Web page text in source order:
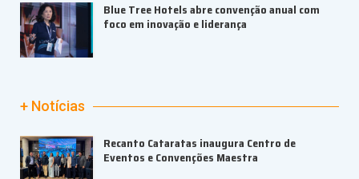
Blue Tree Hotels abre convenção anual com
foco em inovação e liderança
+ Notícias
Recanto Cataratas inaugura Centro de
Eventos e Convenções Maestra